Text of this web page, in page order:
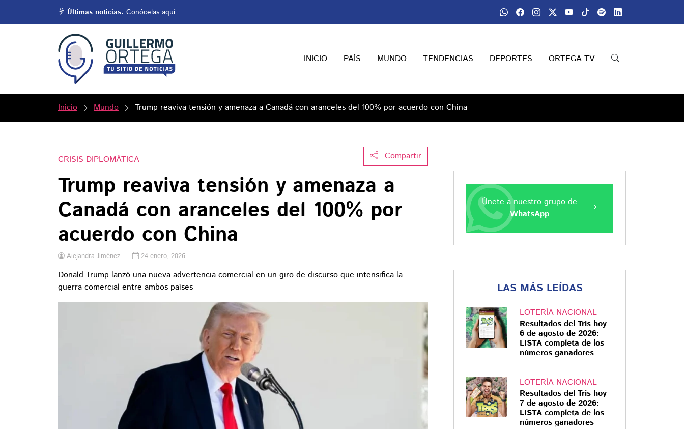
Últimas noticias. Conócelas aquí.
INICIO PAÍS MUNDO TENDENCIAS DEPORTES ORTEGA TV
Inicio Mundo Trump reaviva tensión y amenaza a Canadá con aranceles del 100% por acuerdo con China
Compartir
CRISIS DIPLOMÁTICA
Trump reaviva tensión y amenaza a
Canadá con aranceles del 100% por
acuerdo con China
Alejandra Jiménez 24 enero, 2026
Donald Trump lanzó una nueva advertencia comercial en un giro de discurso que intensifica la
guerra comercial entre ambos países
Únete a nuestro grupo de
WhatsApp
LAS MÁS LEÍDAS
LOTERÍA NACIONAL
Resultados del Tris hoy
6 de agosto de 2026:
LISTA completa de los
números ganadores
LOTERÍA NACIONAL
Resultados del Tris hoy
7 de agosto de 2026:
LISTA completa de los
números ganadores